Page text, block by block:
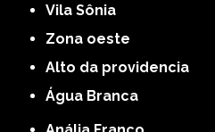
Vila Sônia
Zona oeste
alto da providencia
Água Branca